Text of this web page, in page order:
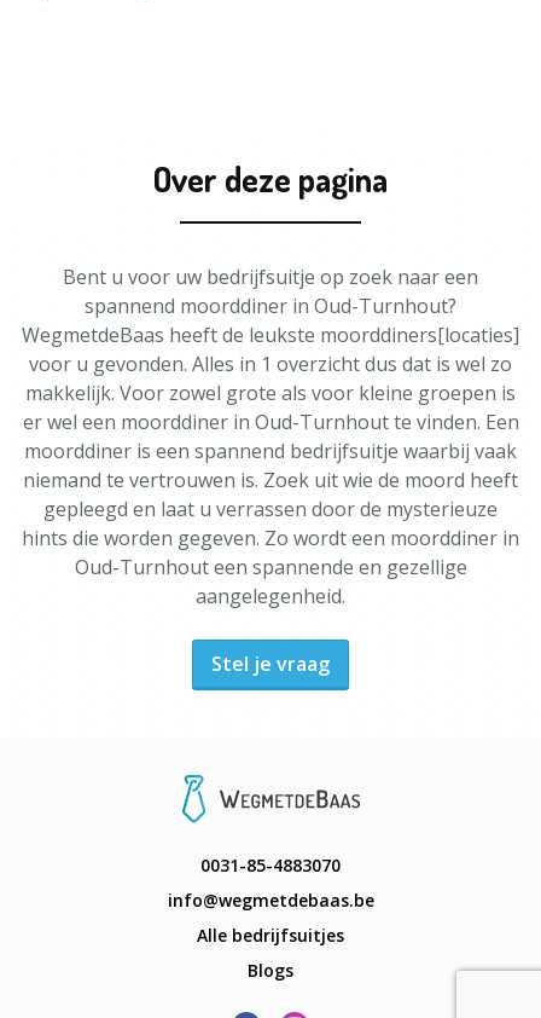
Over deze pagina
Bent u voor uw bedrijfsuitje op zoek naar een
spannend moorddiner in Oud-Turnhout?
WegmetdeBaas heeft de leukste moorddiners[locaties]
voor u gevonden. Alles in 1 overzicht dus dat is wel zo
makkelijk. Voor zowel grote als voor kleine groepen is
er wel een moorddiner in Oud-Turnhout te vinden. Een
moorddiner is een spannend bedrijfsuitje waarbij vaak
niemand te vertrouwen is. Zoek uit wie de moord heeft
gepleegd en laat u verrassen door de mysterieuze
hints die worden gegeven. Zo wordt een moorddiner in
Oud-Turnhout een spannende en gezellige
aangelegenheid.
Stel je vraag
0031-85-4883070
info@wegmetdebaas.be
Alle bedrijfsuitjes
Blogs